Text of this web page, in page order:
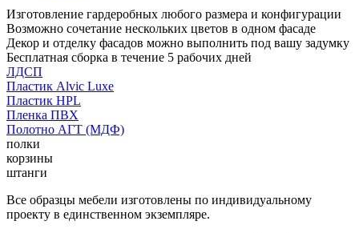
Изготовление гардеробных любого размера и конфигурации
Возможно сочетание нескольких цветов в одном фасаде
Декор и отделку фасадов можно выполнить под вашу задумку
Бесплатная сборка в течение 5 рабочих дней
ЛДСП
Пластик Alvic Luxe
Пластик HPL
Пленка ПВХ
Полотно АГТ (МДФ)
полки
корзины
штанги
Все образцы мебели изготовлены по индивидуальному
проекту в единственном экземпляре.